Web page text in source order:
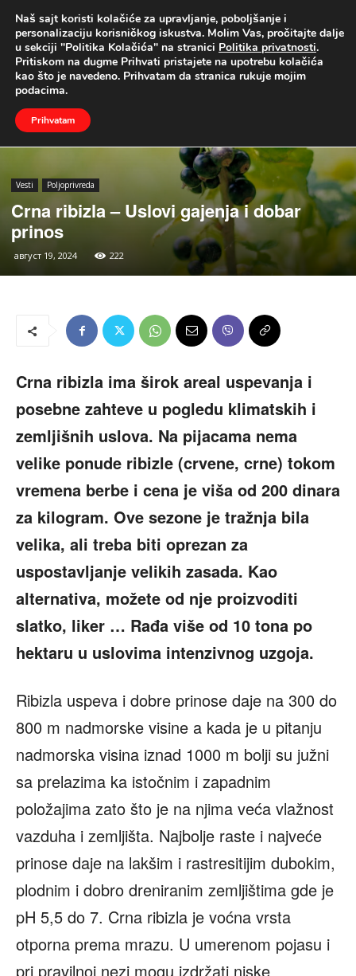
UŽIVO
Naslovna Vesti Poljoprivreda
Vesti Poljoprivreda
Crna ribizla – Uslovi gajenja i dobar
prinos
август 19, 2024 222
Crna ribizla ima širok areal uspevanja i
posebne zahteve u pogledu klimatskih i
zemljišnih uslova. Na pijacama nema
velike ponude ribizle (crvene, crne) tokom
vremena berbe i cena je viša od 200 dinara
za kilogram. Ove sezone je tražnja bila
velika, ali treba biti oprezan za
uspostavljanje velikih zasada. Kao
alternativa, možete od nje proizvoditi
slatko, liker … Rađa više od 10 tona po
hektaru u uslovima intenzivnog uzgoja.
Ribizla uspeva i dobre prinose daje na 300 do
800 m nadmorske visine a kada je u pitanju
nadmorska visina iznad 1000 m bolji su južni
sa prelazima ka istočnim i zapadnim
položajima zato što je na njima veća vlažnost
vazduha i zemljišta. Najbolje raste i najveće
prinose daje na lakšim i rastresitijim dubokim,
plodnim i dobro dreniranim zemljištima gde je
pH 5,5 do 7. Crna ribizla je voćna vrsta
otporna prema mrazu. U umerenom pojasu i
pri pravilnoj nezi mogu izdržati niske
Naš sajt koristi kolačiće za upravljanje, poboljšanje i
personalizaciju korisničkog iskustva. Molim Vas, pročitajte dalje
u sekciji "Politika Kolačića" na stranici Politika privatnosti.
Pritiskom na dugme Prihvati pristajete na upotrebu kolačića
kao što je navedeno. Prihvatam da stranica rukuje mojim
podacima.
Prihvatam